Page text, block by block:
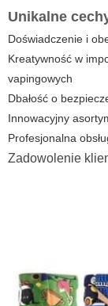
Unikalne
Doświadczenie i
Kreatywność w
vapingowych
Dbałość o
Innowacyjny
Profesjonalna
Zadowolenie